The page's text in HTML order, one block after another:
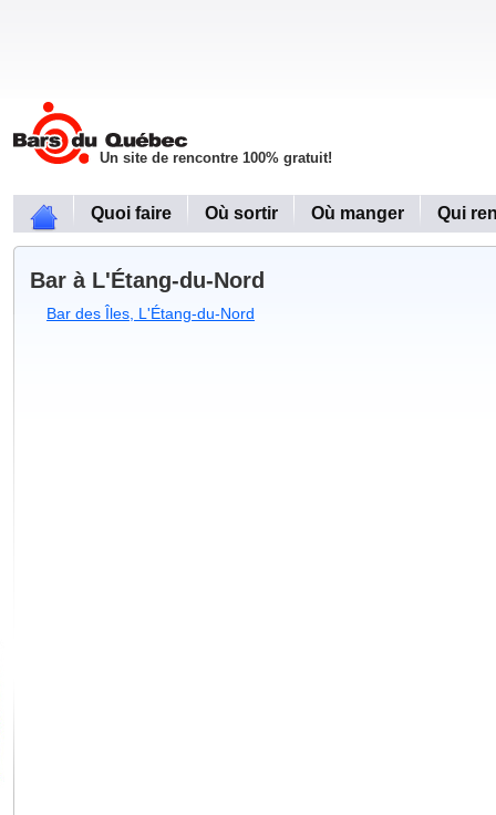
Un site de rencontre 100% gratuit!
Quoi faire Où sortir Où manger Qui
Bar à L'Étang-du-Nord
Bar des Îles, L'Étang-du-Nord